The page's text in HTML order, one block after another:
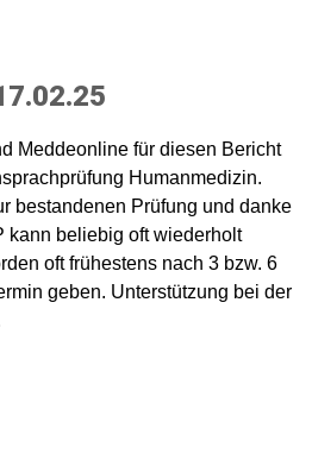
Meddeonline für diesen Bericht
Humanmedizin.
bestandenen Prüfung und danke
kann beliebig oft wiederholt
oft frühestens nach 3 bzw. 6
geben. Unterstützung bei der